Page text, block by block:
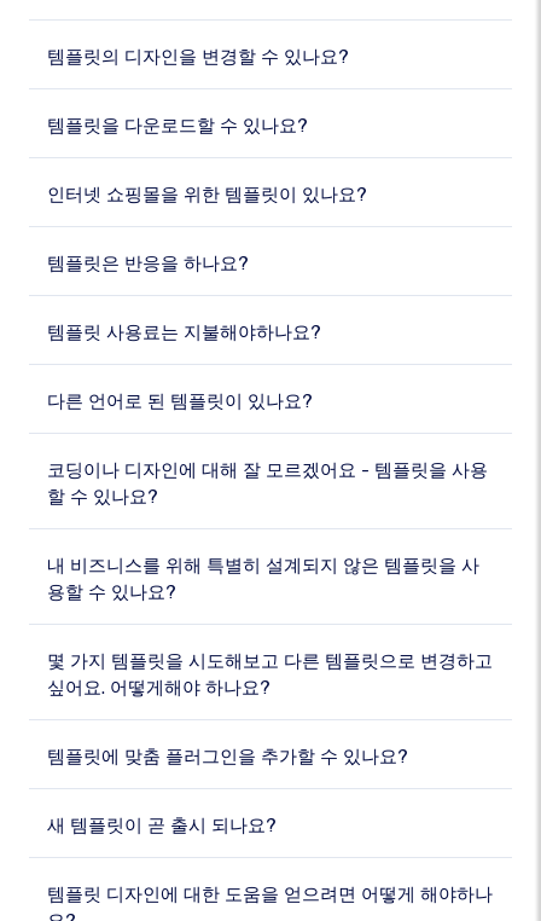
템플릿의 디자인을 변경할 수 있나요?
템플릿을 다운로드할 수 있나요?
인터넷 쇼핑몰을 위한 템플릿이 있나요?
템플릿은 반응을 하나요?
템플릿 사용료는 지불해야하나요?
다른 언어로 된 템플릿이 있나요?
코딩이나 디자인에 대해 잘 모르겠어요 - 템플릿을 사용
할 수 있나요?
내 비즈니스를 위해 특별히 설계되지 않은 템플릿을 사
용할 수 있나요?
몇 가지 템플릿을 시도해보고 다른 템플릿으로 변경하고
싶어요. 어떻게해야 하나요?
템플릿에 맞춤 플러그인을 추가할 수 있나요?
새 템플릿이 곧 출시 되나요?
템플릿 디자인에 대한 도움을 얻으려면 어떻게 해야하나